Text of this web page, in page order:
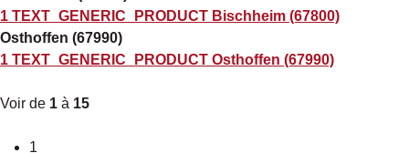
1 TEXT_GENERIC_PRODUCT Bischheim (67800)
Osthoffen (67990)
1 TEXT_GENERIC_PRODUCT Osthoffen (67990)
Voir de 1 à 15
1